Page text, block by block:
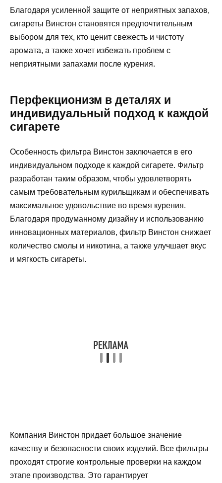
Благодаря усиленной защите от неприятных запахов,
сигареты Винстон становятся предпочтительным
выбором для тех, кто ценит свежесть и чистоту
аромата, а также хочет избежать проблем с
неприятными запахами после курения.
Перфекционизм в деталях и
индивидуальный подход к каждой
сигарете
Особенность фильтра Винстон заключается в его
индивидуальном подходе к каждой сигарете. Фильтр
разработан таким образом, чтобы удовлетворять
самым требовательным курильщикам и обеспечивать
максимальное удовольствие во время курения.
Благодаря продуманному дизайну и использованию
инновационных материалов, фильтр Винстон снижает
количество смолы и никотина, а также улучшает вкус
и мягкость сигареты.
Компания Винстон придает большое значение
качеству и безопасности своих изделий. Все фильтры
проходят строгие контрольные проверки на каждом
этапе производства. Это гарантирует